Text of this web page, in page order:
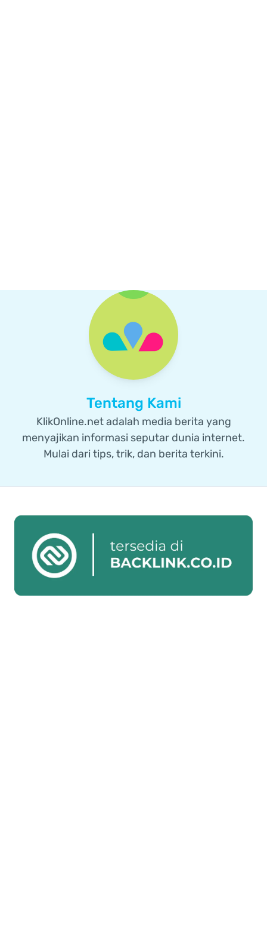
Tentang Kami
KlikOnline.net adalah media berita yang
menyajikan informasi seputar dunia internet.
Mulai dari tips, trik, dan berita terkini.